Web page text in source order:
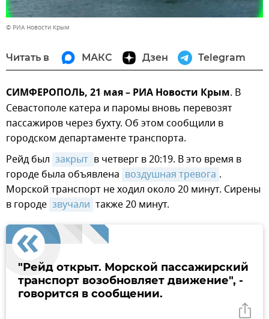
© РИА Новости Крым
Читать в МАКС Дзен Telegram
СИМФЕРОПОЛЬ, 21 мая – РИА Новости Крым. В
Севастополе катера и паромы вновь перевозят
пассажиров через бухту. Об этом сообщили в
городском департаменте транспорта.
Рейд был закрыт в четверг в 20:19. В это время в
городе была объявлена воздушная тревога .
Морской транспорт не ходил около 20 минут. Сирены
в городе звучали также 20 минут.
"Рейд открыт. Морской пассажирский
транспорт возобновляет движение", -
говорится в сообщении.